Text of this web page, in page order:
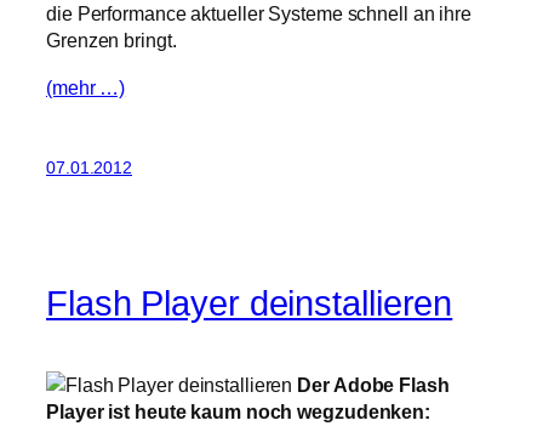
die Performance aktueller Systeme schnell an ihre
Grenzen bringt.
(mehr …)
07.01.2012
Flash Player deinstallieren
Der Adobe Flash
Player ist heute kaum noch wegzudenken: